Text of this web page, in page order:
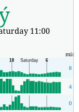
11:00
min
8
4
0